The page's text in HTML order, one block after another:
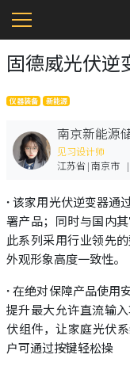
固德威光伏逆
仪器装备 新能源
南京新能源
见习设计师
江苏省|南京市 |
·该家用光伏逆变器通
署产品；同时与国内
此系列采用行业领先
外观形象高度一致性。
·在绝对保障产品使用
提升最大允许直流输
伏组件，让家庭光伏
户可通过按键轻松操